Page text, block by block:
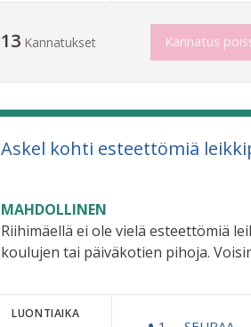
13 Kannatukset Kannatus
Askel kohti esteettömiä
MAHDOLLINEN
Riihimäellä ei ole vielä esteettömiä
koulujen tai päiväkotien pihoja.
LUONTIAIKA